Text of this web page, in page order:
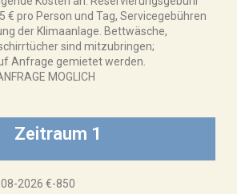
€ pro Person und Tag, Servicegebühren
der Klimaanlage. Bettwäsche,
sind mitzubringen;
Anfrage gemietet werden.
MOGLICH
Zeitraum 1
2026 €-850